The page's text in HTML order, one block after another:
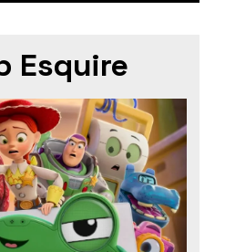
Esquire